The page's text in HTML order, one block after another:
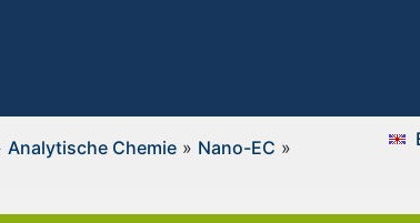
Analytische Chemie» Nano-EC »